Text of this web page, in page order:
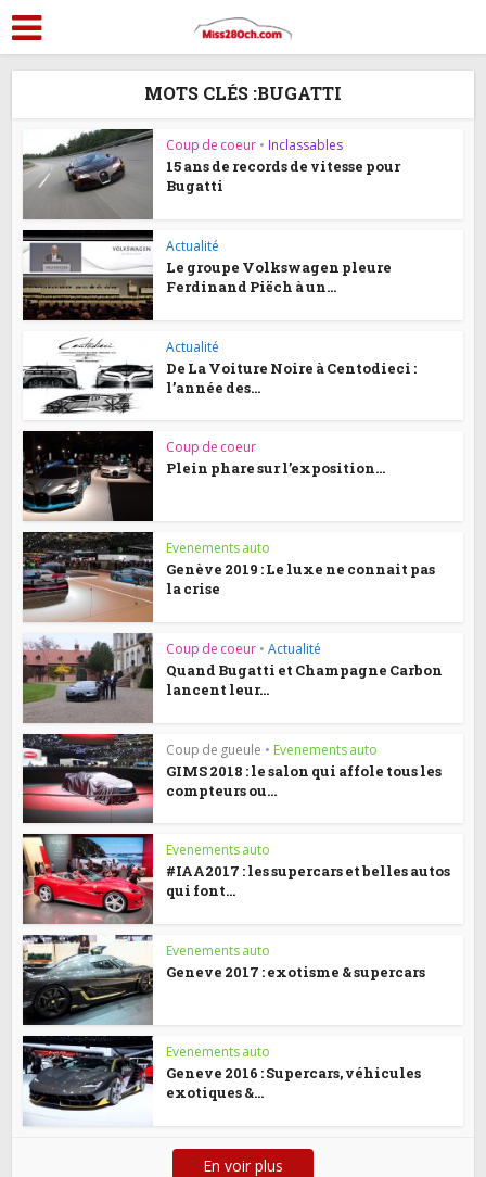
MOTS CLÉS :BUGATTI
Coup de coeur • Inclassables
15 ans de records de vitesse pour
Bugatti
Actualité
Le groupe Volkswagen pleure
Ferdinand Piëch à un...
Actualité
De La Voiture Noire à Centodieci :
l’année des...
Coup de coeur
Plein phare sur l’exposition...
Evenements auto
Genève 2019 : Le luxe ne connait pas
la crise
Coup de coeur • Actualité
Quand Bugatti et Champagne Carbon
lancent leur...
Coup de gueule • Evenements auto
GIMS 2018 : le salon qui affole tous les
compteurs ou...
Evenements auto
#IAA2017 : les supercars et belles autos
qui font...
Evenements auto
Geneve 2017 : exotisme & supercars
Evenements auto
Geneve 2016 : Supercars, véhicules
exotiques &...
En voir plus